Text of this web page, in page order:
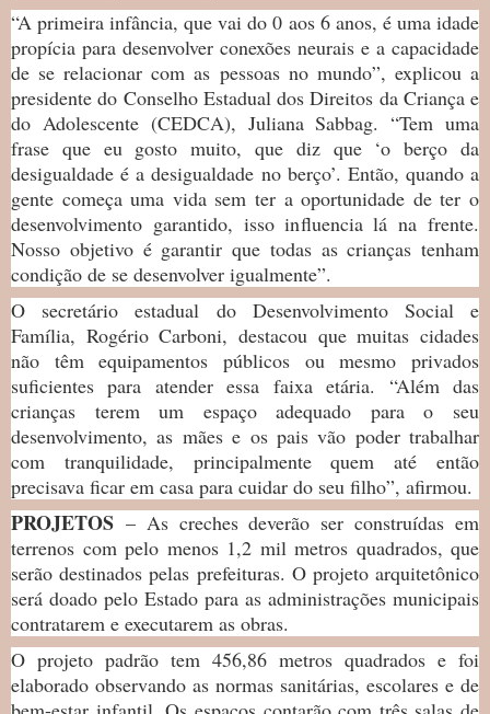
“A primeira infância, que vai do 0 aos 6 anos, é uma idade
propícia para desenvolver conexões neurais e a capacidade
de se relacionar com as pessoas no mundo”, explicou a
presidente do Conselho Estadual dos Direitos da Criança e
do Adolescente (CEDCA), Juliana Sabbag. “Tem uma
frase que eu gosto muito, que diz que ‘o berço da
desigualdade é a desigualdade no berço’. Então, quando a
gente começa uma vida sem ter a oportunidade de ter o
desenvolvimento garantido, isso influencia lá na frente.
Nosso objetivo é garantir que todas as crianças tenham
condição de se desenvolver igualmente”.
O secretário estadual do Desenvolvimento Social e
Família, Rogério Carboni, destacou que muitas cidades
não têm equipamentos públicos ou mesmo privados
suficientes para atender essa faixa etária. “Além das
crianças terem um espaço adequado para o seu
desenvolvimento, as mães e os pais vão poder trabalhar
com tranquilidade, principalmente quem até então
precisava ficar em casa para cuidar do seu filho”, afirmou.
PROJETOS – As creches deverão ser construídas em
terrenos com pelo menos 1,2 mil metros quadrados, que
serão destinados pelas prefeituras. O projeto arquitetônico
será doado pelo Estado para as administrações municipais
contratarem e executarem as obras.
O projeto padrão tem 456,86 metros quadrados e foi
elaborado observando as normas sanitárias, escolares e de